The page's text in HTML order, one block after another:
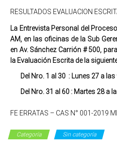
RESULTADOS EVALUACION
La Entrevista Personal del
AM, en las oficinas de la Sub
en Av. Sánchez Carrión # 500,
la Evaluación Escrita de la
Del Nro. 1 al 30 : Lunes 27 a las
Del Nro. 31 al 60 : Martes 28 a
FE ERRATAS – CAS N° 001-2019
Categoría Sin categoría